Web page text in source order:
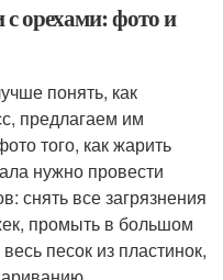
орехами: фото и
понять, как
предлагаем им
того, как жарить
нужно провести
снять все загрязнения
промыть в большом
песок из пластинок,